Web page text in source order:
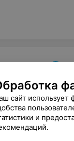
сайт использует
и